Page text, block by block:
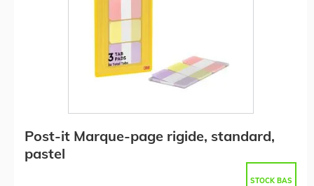
Post-it Marque-page rigide, standard,
pastel
STOCK BAS